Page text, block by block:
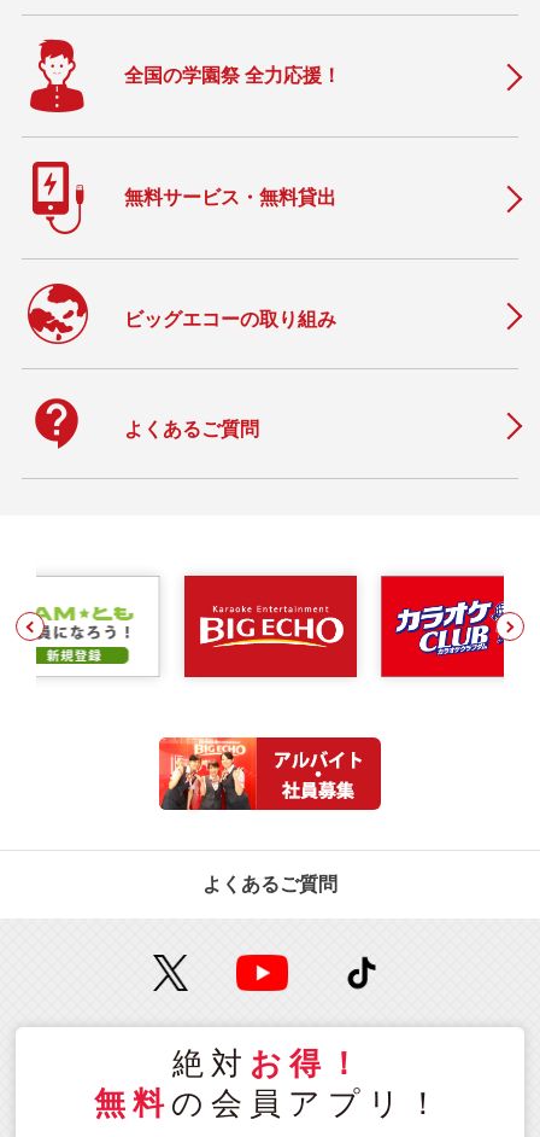
全国の学園祭 全力応援！
無料サービス・無料貸出
ビッグエコーの取り組み
contact_support よくあるご質問
よくあるご質問
絶対 お得！
無料 の会員アプリ！